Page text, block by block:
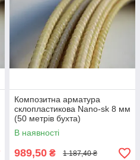
Композитна арматура
склопластикова Nano-sk 8 мм
(50 метрів бухта)
В наявності
989,50 ₴ 1 187,40 ₴